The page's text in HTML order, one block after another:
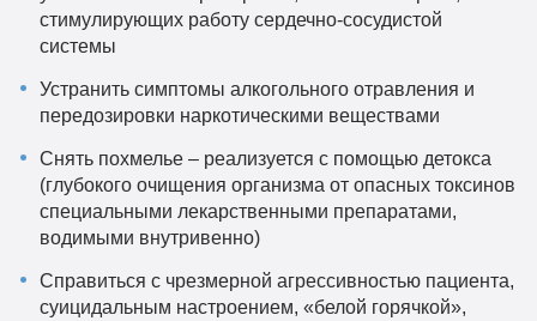
стимулирующих работу сердечно-сосудистой
системы
Устранить симптомы алкогольного отравления и
передозировки наркотическими веществами
Снять похмелье – реализуется с помощью детокса
(глубокого очищения организма от опасных токсинов
специальными лекарственными препаратами,
водимыми внутривенно)
Справиться с чрезмерной агрессивностью пациента,
суицидальным настроением, «белой горячкой»,